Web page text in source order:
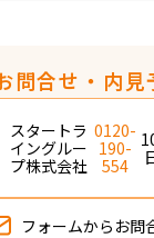
問合せ・内見
スタートラ
イングルー
プ株式会社
0120-
190-
554
フォームから お問